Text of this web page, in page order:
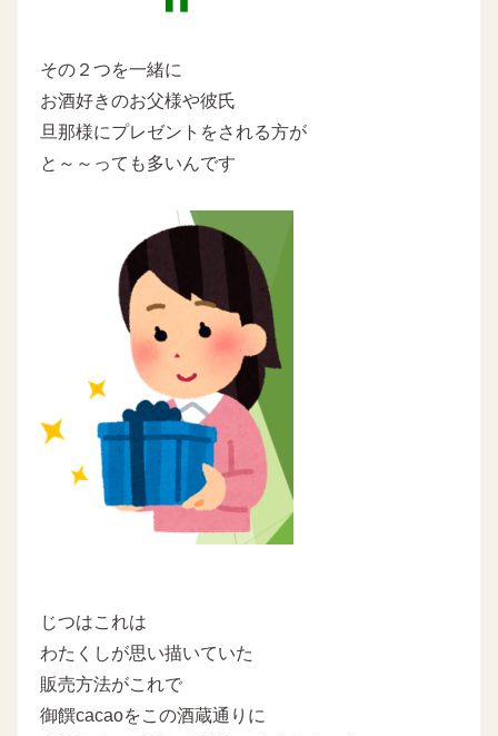
その２つを一緒に
お酒好きのお父様や彼氏
旦那様にプレゼントをされる方が
と～～っても多いんです
じつはこれは
わたくしが思い描いていた
販売方法がこれで
御饌cacaoをこの酒蔵通りに